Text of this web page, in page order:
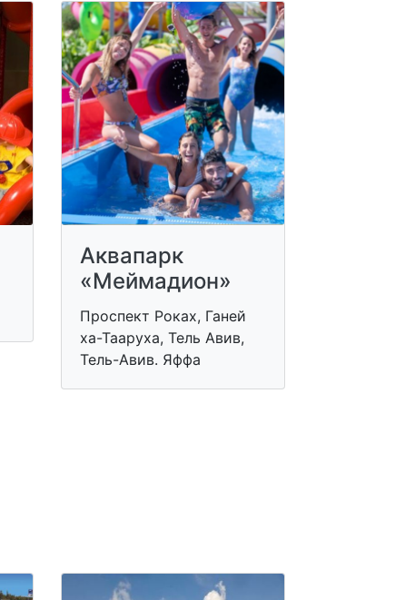
Аквапарк
«Меймадион»
Проспект Роках, Ганей
ха-Тааруха, Тель Авив,
Тель-Авив. Яффа